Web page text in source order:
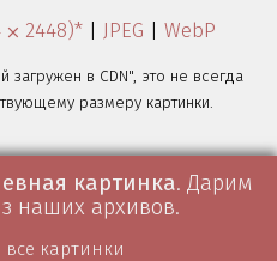
⨉ 2448)* | JPEG | WebP
загружен в CDN", это не всегда
размеру картинки.
картинка. Дарим
наших архивов.
картинки